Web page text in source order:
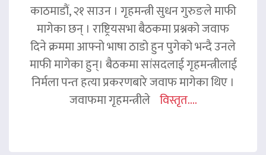
काठमाडौं, २१ साउन । गृहमन्त्री सुधन गुरुङले माफी
मागेका छन् । राष्ट्रियसभा बैठकमा प्रश्नको जवाफ
दिने क्रममा आफ्नो भाषा ठाडो हुन पुगेको भन्दै उनले
माफी मागेका हुन्। बैठकमा सांसदलाई गृहमन्त्रीलाई
निर्मला पन्त हत्या प्रकरणबारे जवाफ मागेका थिए ।
जवाफमा गृहमन्त्रीले विस्तृत....